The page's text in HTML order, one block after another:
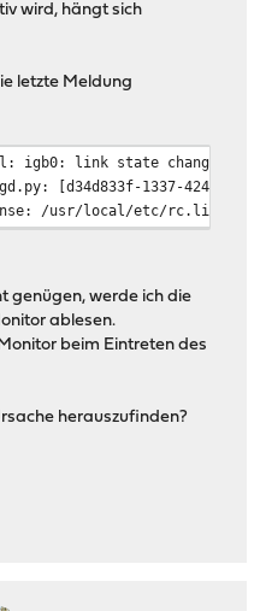
wird, hängt sich
letzte Meldung
igb0: link state changed to
[d34d833f-1337-4242-
/usr/local/etc/rc.linkup:
genügen, werde ich die
ablesen.
beim Eintreten des
herauszufinden?